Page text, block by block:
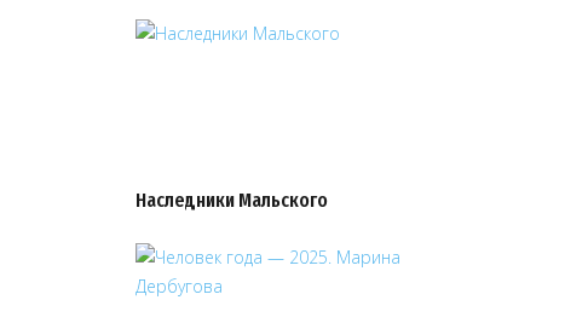
Наследники Мальского